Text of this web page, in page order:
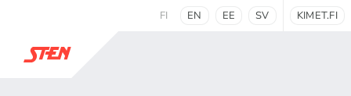
FI EN EE SV KIMET.FI